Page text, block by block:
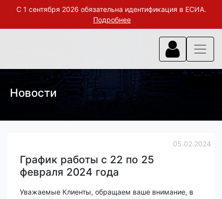
С 1 сентября 2026 обязательна идентификация в ЕСИА.
Подробнее
Новости
05.02.2024
График работы с 22 по 25
февраля 2024 года
Уважаемые Клиенты, обращаем ваше внимание, в